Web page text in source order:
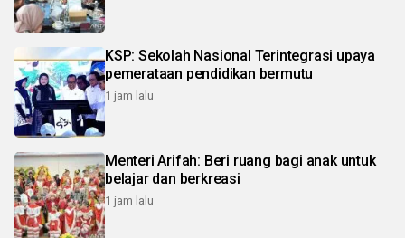
KSP: Sekolah Nasional Terintegrasi upaya
pemerataan pendidikan bermutu
1 jam lalu
Menteri Arifah: Beri ruang bagi anak untuk
belajar dan berkreasi
1 jam lalu